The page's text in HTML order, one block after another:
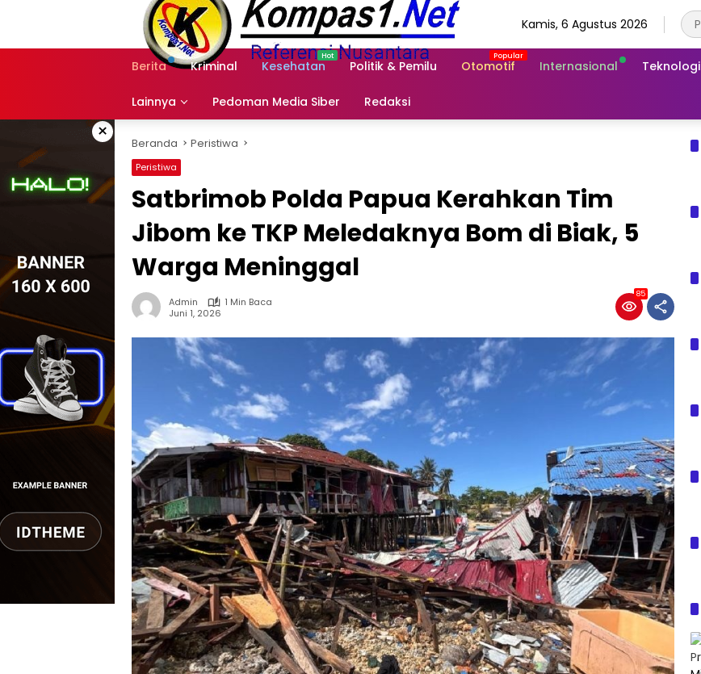
Kamis, 6 Agustus 2026
Berita Kriminal Kesehatan Politik & Pemilu Otomotif Internasional Teknologi
Lainnya Pedoman Media Siber Redaksi
× Beranda Peristiwa
Peristiwa
Satbrimob Polda Papua Kerahkan Tim
Jibom ke TKP Meledaknya Bom di Biak, 5
Warga Meninggal
Admin
1 Min Baca
Juni 1, 2026
85